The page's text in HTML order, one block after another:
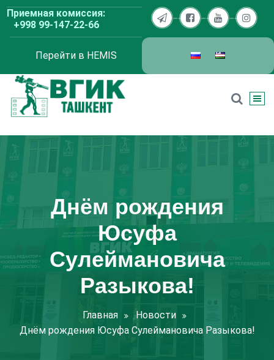
Перейти
содержимому
Приемная комиссия:
+998 99-147-22-66
Перейти в HEMIS
Днём рождения
Юсуфа
Сулеймановича
Разыкова!
Главная
Новости
Днём рождения Юсуфа Сулеймановича Разыкова!